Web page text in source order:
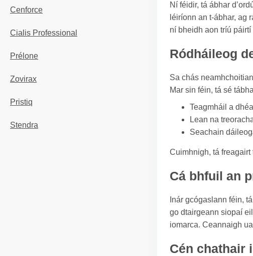
Cenforce
Cialis Professional
Prélone
Zovirax
Pristiq
Stendra
Ní féidir, tá ábhar
léiríonn an t-ábhar, ag
ní bheidh aon tríú
Ródháileog
Sa chás
Mar sin féin, tá sé
Teagmháil a
Lean na
Seachain
Cuimhnigh, tá
Cá bhfuil an
Inár gcógaslann féin,
go dtairgeann siopaí
iomarca. Ceannaigh
Cén chathair